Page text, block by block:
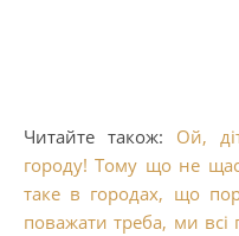
Читайте також: Ой,
городу! Тому що не
таке в городах, що
поважати треба, ми